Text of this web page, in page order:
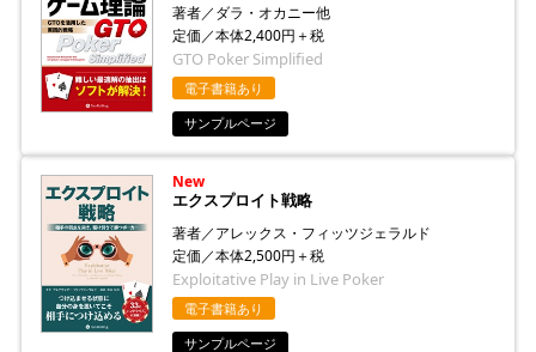
著者／ダラ・オカニー他
定価／本体2,400円＋税
GTO Poker Simplified
電子書籍あり
サンプルページ
New
エクスプロイト戦略
著者／アレックス・フィッツジェラルド
定価／本体2,500円＋税
Exploitative Play in Live Poker
電子書籍あり
サンプルページ